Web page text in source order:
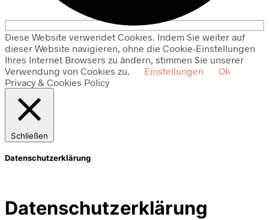
Diese Website verwendet Cookies. Indem Sie weiter auf
dieser Website navigieren, ohne die Cookie-Einstellungen
Ihres Internet Browsers zu ändern, stimmen Sie unserer
Verwendung von Cookies zu.
Einstellungen
Ok
Privacy & Cookies Policy
Schließen
Datenschutzerklärung
Datenschutzerklärung